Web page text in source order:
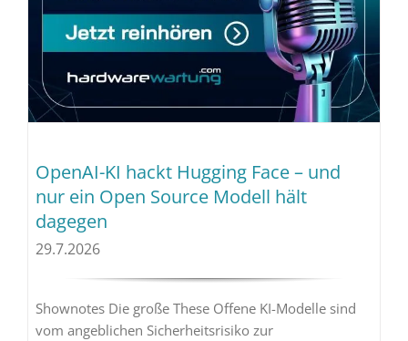
OpenAI-KI hackt Hugging Face – und
nur ein Open Source Modell hält
dagegen
29.7.2026
Shownotes Die große These Offene KI-Modelle sind
vom angeblichen Sicherheitsrisiko zur